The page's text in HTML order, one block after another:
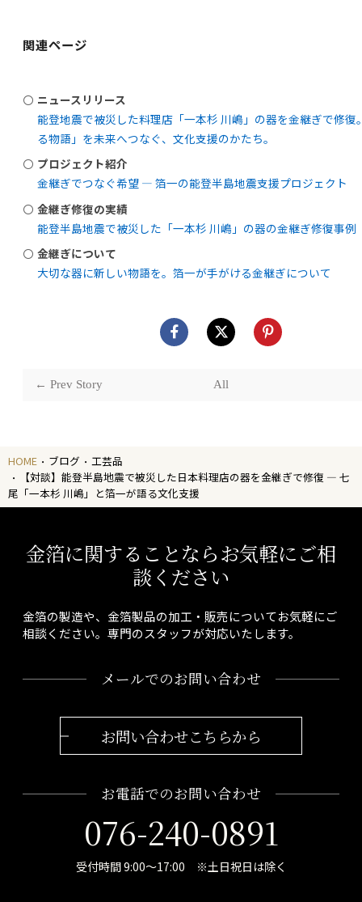
関連ページ
ニュースリリース
能登地震で被災した料理店「一本杉 川嶋」の器を金継ぎで修復
る物語」を未来へつなぐ、文化支援のかたち。
プロジェクト紹介
金継ぎでつなぐ希望 ― 箔一の能登半島地震支援プロジェクト
金継ぎ修復の実績
能登半島地震で被災した「一本杉 川嶋」の器の金継ぎ修復事例
金継ぎについて
大切な器に新しい物語を。箔一が手がける金継ぎについて
← Prev Story All
HOME ブログ
工芸品
【対談】能登半島地震で被災した日本料理店の器を金継ぎで修復 ― 七
尾「一本杉 川嶋」と箔一が語る文化支援
金箔に関することならお気軽にご相
談ください
金箔の製造や、金箔製品の加工・販売についてお気軽にご
相談ください。専門のスタッフが対応いたします。
メールでのお問い合わせ
お問い合わせこちらから
お電話でのお問い合わせ
076-240-0891
受付時間 9:00～17:00 ※土日祝日は除く